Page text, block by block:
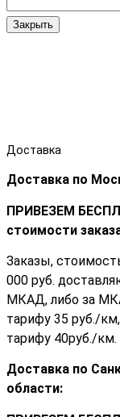
Закрыть
Доставка
Доставка по
ПРИВЕЗЕМ
стоимости
Заказы,
000 руб.
МКАД, либо за
тарифу 35 руб./
тарифу 40руб./км.
Доставка по
области: